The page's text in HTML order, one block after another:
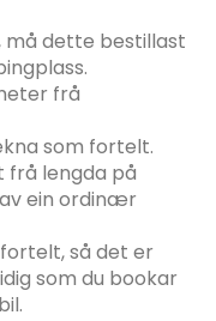
må dette bestillast
frå
som fortelt.
frå lengda på
ein ordinær
så det er
som du bookar